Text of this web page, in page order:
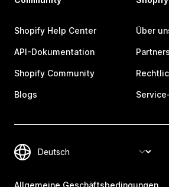
Shopify Help Center
API-Dokumentation
Shopify Community
Blogs
Über
Partners